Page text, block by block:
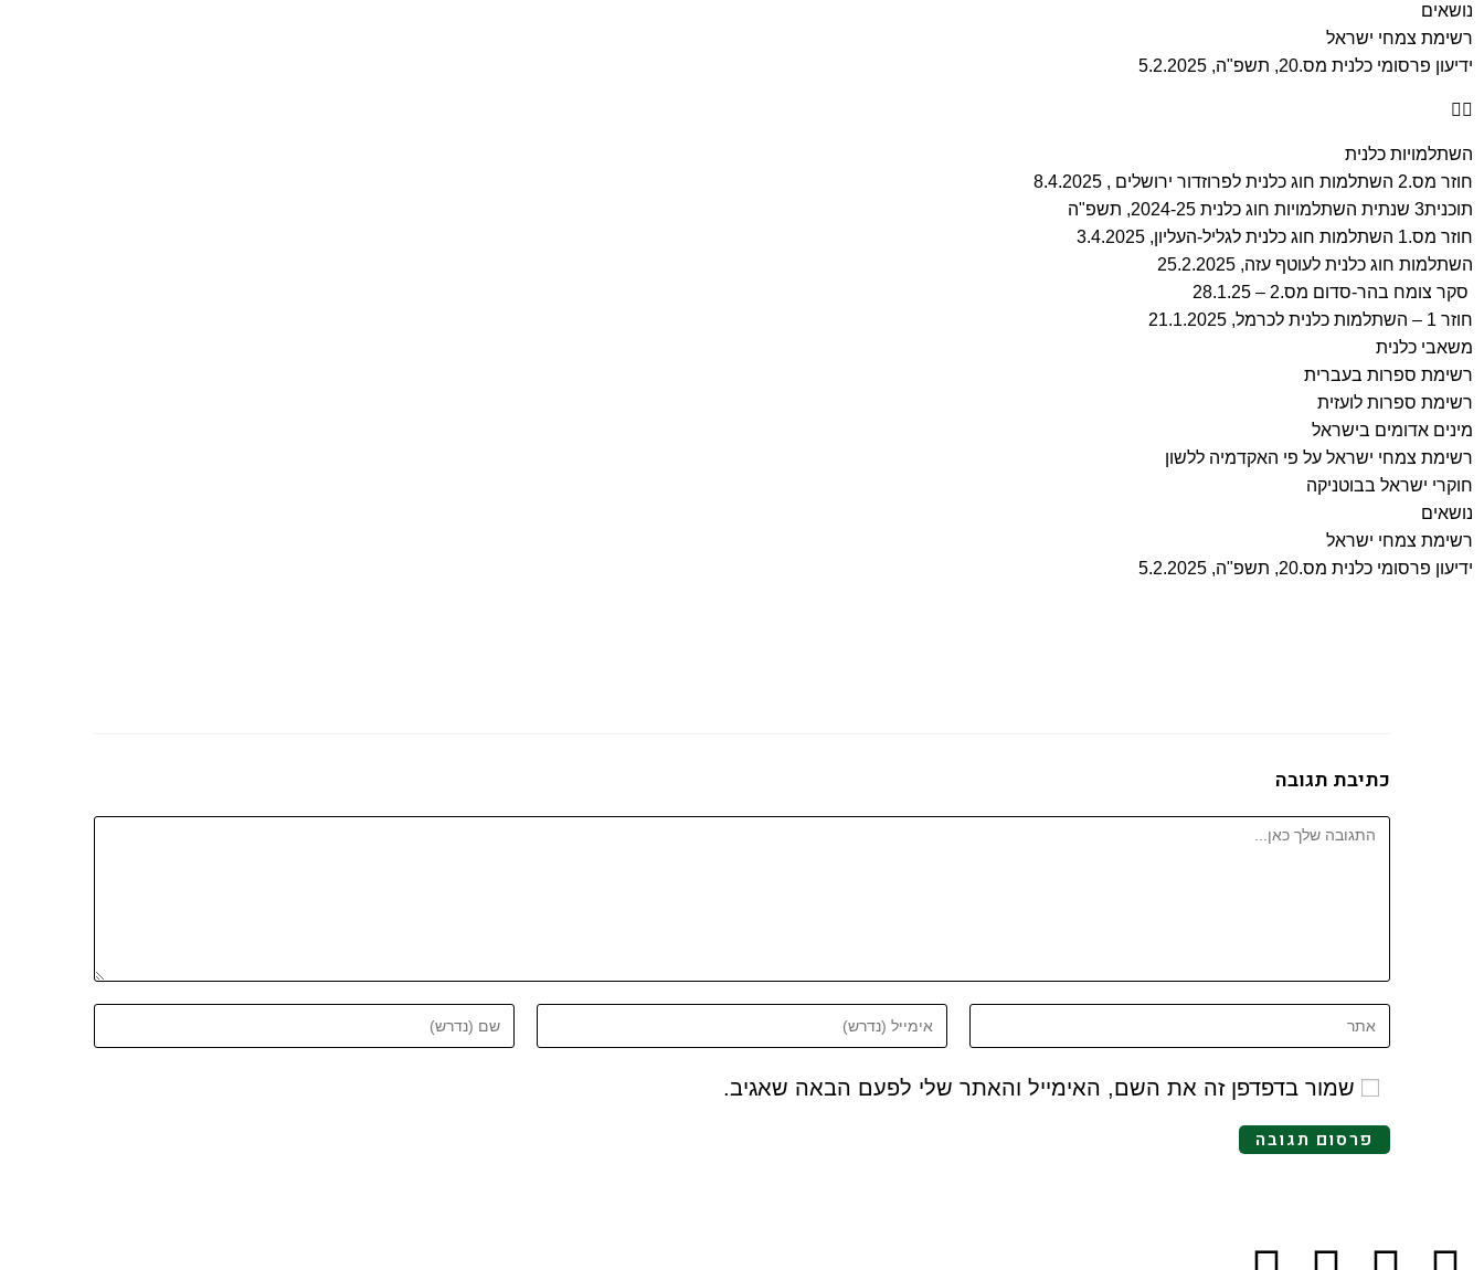
נושאים
רשימת צמחי ישראל
ידיעון פרסומי כלנית מס.20, תשפ"ה, 5.2.2025
השתלמויות כלנית
חוזר מס.2 השתלמות חוג כלנית לפרוזדור ירושלים , 8.4.2025
תוכנית3 שנתית השתלמויות חוג כלנית 2024-25, תשפ"ה
חוזר מס.1 השתלמות חוג כלנית לגליל-העליון, 3.4.2025
השתלמות חוג כלנית לעוטף עזה, 25.2.2025
סקר צומח בהר-סדום מס.2 – 28.1.25
חוזר 1 – השתלמות כלנית לכרמל, 21.1.2025
משאבי כלנית
רשימת ספרות בעברית
רשימת ספרות לועזית
מינים אדומים בישראל
רשימת צמחי ישראל על פי האקדמיה ללשון
חוקרי ישראל בבוטניקה
נושאים
רשימת צמחי ישראל
ידיעון פרסומי כלנית מס.20, תשפ"ה, 5.2.2025
כתיבת תגובה
שמור בדפדפן זה את השם, האימייל והאתר שלי לפעם הבאה שאגיב.